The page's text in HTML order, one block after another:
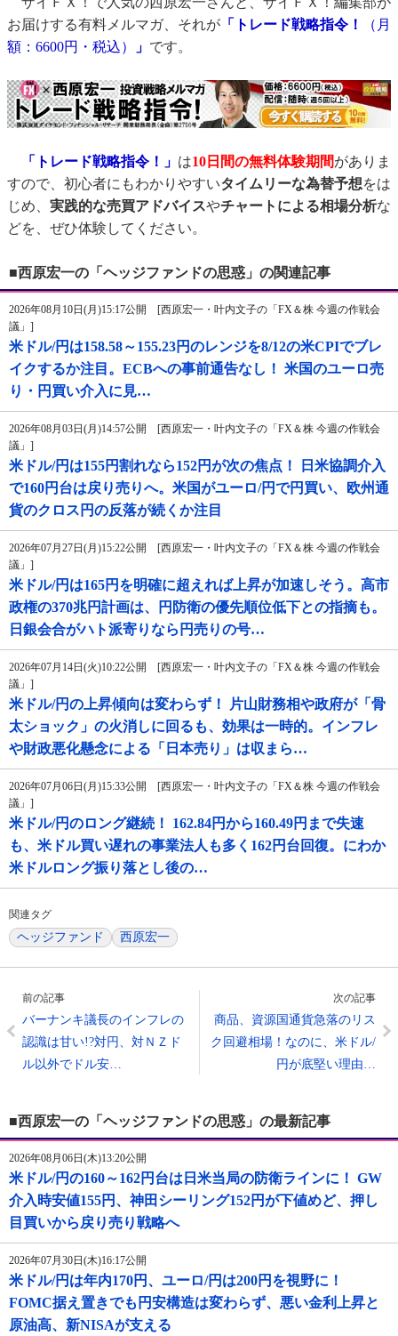
お届けする有料メルマガ、それが 「トレード戦略指令！
（月
額：6600円・税込）
」 です。
「トレード戦略指令！」 は10日間の無料体験期間がありま
すので、初心者にもわかりやすいタイムリーな為替予想をは
じめ、 実践的な売買アドバイスやチャートによる相場分析な
どを、ぜひ体験してください。
■西原宏一の「ヘッジファンドの思惑」の関連記事
2026年08月10日(月)15:17公開 [西原宏一・叶内文子の「FX＆株 今週の作戦会
議」]
米ドル/円は158.58～155.23円のレンジを8/12の米CPIでブレ
イクするか注目。ECBへの事前通告なし！ 米国のユーロ売
り・円買い介入に見…
2026年08月03日(月)14:57公開 [西原宏一・叶内文子の「FX＆株 今週の作戦会
議」]
米ドル/円は155円割れなら152円が次の焦点！ 日米協調介入
で160円台は戻り売りへ。米国がユーロ/円で円買い、欧州通
貨のクロス円の反落が続くか注目
2026年07月27日(月)15:22公開 [西原宏一・叶内文子の「FX＆株 今週の作戦会
議」]
米ドル/円は165円を明確に超えれば上昇が加速しそう。高市
政権の370兆円計画は、円防衛の優先順位低下との指摘も。
日銀会合がハト派寄りなら円売りの号…
2026年07月14日(火)10:22公開 [西原宏一・叶内文子の「FX＆株 今週の作戦会
議」]
米ドル/円の上昇傾向は変わらず！ 片山財務相や政府が「骨
太ショック」の火消しに回るも、効果は一時的。インフレ
や財政悪化懸念による「日本売り」は収まら…
2026年07月06日(月)15:33公開 [西原宏一・叶内文子の「FX＆株 今週の作戦会
議」]
米ドル/円のロング継続！ 162.84円から160.49円まで失速
も、米ドル買い遅れの事業法人も多く162円台回復。にわか
米ドルロング振り落とし後の…
関連タグ
ヘッジファンド 西原宏一
前の記事
バーナンキ議長のインフレの
認識は甘い!?対円、対ＮＺド
ル以外でドル安…
次の記事
商品、資源国通貨急落のリス
ク回避相場！なのに、米ドル/
円が底堅い理由…
■西原宏一の「ヘッジファンドの思惑」の最新記事
2026年08月06日(木)13:20公開
米ドル/円の160～162円台は日米当局の防衛ラインに！ GW
介入時安値155円、神田シーリング152円が下値めど、押し
目買いから戻り売り戦略へ
2026年07月30日(木)16:17公開
米ドル/円は年内170円、ユーロ/円は200円を視野に！
FOMC据え置きでも円安構造は変わらず、悪い金利上昇と
原油高、新NISAが支える